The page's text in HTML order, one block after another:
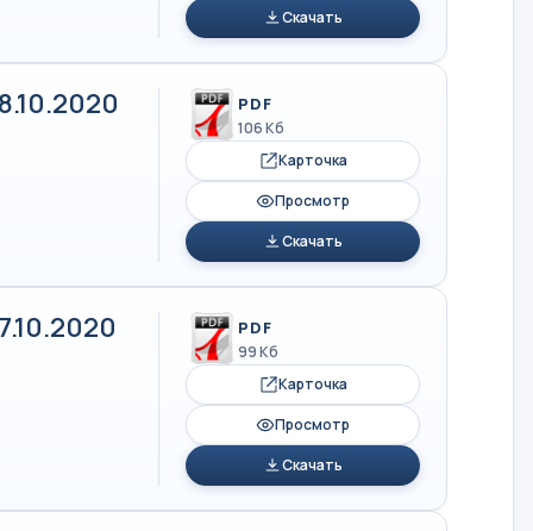
Скачать
PDF
106 Кб
Карточка
Просмотр
Скачать
PDF
99 Кб
Карточка
Просмотр
Скачать